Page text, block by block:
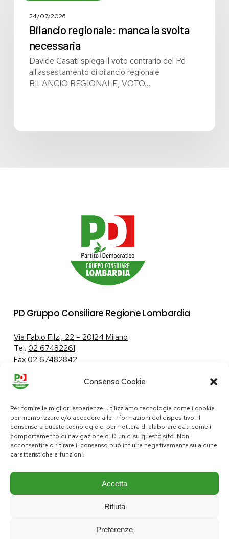
Consenso Cookie
Per fornire le migliori esperienze, utilizziamo tecnologie come i cookie
per memorizzare e/o accedere alle informazioni del dispositivo. Il
consenso a queste tecnologie ci permetterà di elaborare dati come il
comportamento di navigazione o ID unici su questo sito. Non
acconsentire o ritirare il consenso può influire negativamente su alcune
caratteristiche e funzioni.
Accetta
Rifiuta
Preferenze
svolta
24/07/2026
Bilancio regionale: manca la svolta
necessaria
Davide Casati spiega il voto contrario del Pd
all'assestamento di bilancio regionale
BILANCIO REGIONALE, VOTO…
PD Gruppo Consiliare Regione Lombardia
Via Fabio Filzi, 22 – 20124 Milano
Tel. 02 67482261
Fax 02 67482842
Tutela dei dati personali|Politica sui cookie
pd@consiglio.regione.lombardia.it
ufficiostampa.pd@consiglio.regione.lombardia.it
Pagine Facebook Gruppo Consiliare PD LombardiaPagina Messenger Gruppo Consiliare PD LombardiaPagina Instagram Gruppo PD LombardiaPagina Youtube Gruppo PD Lombardia